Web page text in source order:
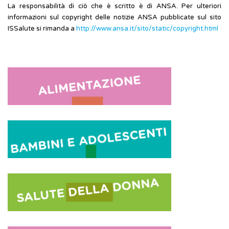
La responsabilità di ciò che è scritto è di ANSA. Per ulteriori
informazioni sul copyright delle notizie ANSA pubblicate sul sito
ISSalute si rimanda a http://www.ansa.it/sito/static/copyright.html